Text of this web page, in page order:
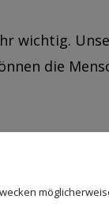
wichtig.
die